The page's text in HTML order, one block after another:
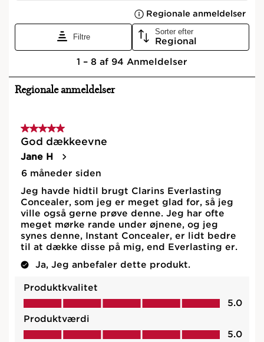
Vil du have lyse og strålende øjne fra morgen til aften?
Instant Concealer giver skræddersyet korrektion af alle
mørke rande. Farven udvisker farven på rande og lader
omkring øjet.
Ingredienser
Ofte købt sammen
HOP TIL INDHOLD
Prøv det